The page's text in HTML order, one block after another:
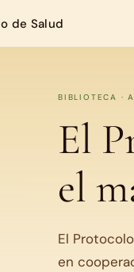
de Salud
BIBLIOTECA ·
El
el
El
en